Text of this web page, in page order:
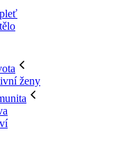
ženy